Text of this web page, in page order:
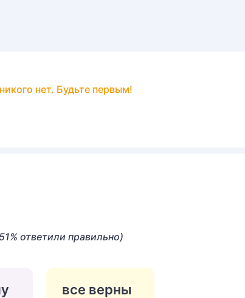
нет. Будьте первым!
ответили правильно)
все верны